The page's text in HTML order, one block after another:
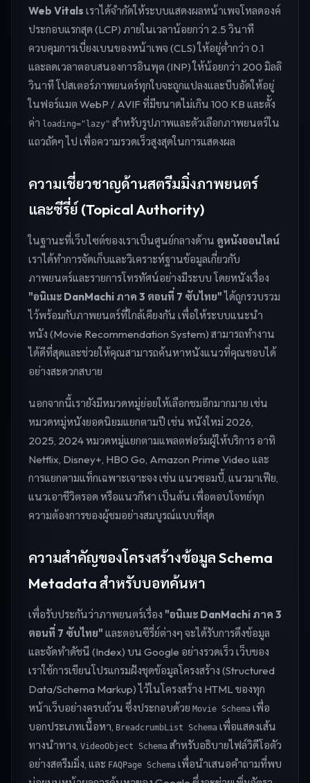
Web Vitals เราได้จำกัดให้ระบบแสดงผลหน้าเพจโหลดองค์
ประกอบแรกสุด (LCP) ภายในเวลาน้อยกว่า 2.5 วินาที
ควบคุมการเบี่ยงเบนของหน้าเพจ (CLS) ให้อยู่ต่ำกว่า 0.1
และลดเวลาตอบสนองการอินพุต (INP) ให้น้อยกว่า 200 มิลลิ
วินาที โปสเตอร์ภาพยนตร์ทุกใบจะถูกแปลงและบีบอัดให้อยู่
ในฟอร์แมต WebP / AVIF ที่มีขนาดไม่เกิน 100 KB และตั้ง
ค่า loading="lazy" สำหรับรูปภาพและตัวเลือกภาพยนตร์ใน
แถวถัดๆ ไป เพื่อความรวดเร็วสูงสุดในการแสดงผล
ความเชี่ยวชาญด้านสตรีมมิ่งภาพยนตร์
และซีรี่ย์ (Topical Authority)
ในฐานะที่เว็บไซต์ของเราเป็นศูนย์กลางด้าน ดูหนังออนไลน์
เราได้ทำการจัดเก็บและวิเคราะห์ฐานข้อมูลเกี่ยวกับ
ภาพยนตร์และรายการโทรทัศน์อย่างมีระบบ โดยหนังเรื่อง
"อนิเมะ DanMachi ภาค 3 ตอนที่ 7 ซับไทย"ได้ถูกรวบรวม
ไว้พร้อมกับภาพยนตร์ที่ใกล้เคียงกัน เพื่อให้ระบบแนะนำ
หนัง (Movie Recommendation System) สามารถทำงาน
ได้ดีที่สุดและช่วยให้คุณสามารถค้นหาหนังแนวที่คุณชอบได้
อย่างสะดวกสบาย
นอกจากนี้เรายังมีหมวดหมู่ย่อยให้เลือกชมอีกมากมาย เช่น
หมวดหมู่หนังยอดนิยมแยกตามปี เช่น หนังใหม่ 2026,
2025, 2024 หมวดหมู่แยกตามแพลตฟอร์มผู้ให้บริการ อาทิ
Netflix, Disney+, HBO Go, Amazon Prime Video และ
การแยกตามแท็กเฉพาะเจาะจง เช่น แนวซอมบี้, แนวมาเฟีย,
แนวเอาชีวิตรอด หรือแนวกีฬา เป็นต้น เพื่อตอบโจทย์ทุก
ความต้องการของผู้ชมอย่างสมบูรณ์แบบที่สุด
ความสำคัญของโครงสร้างข้อมูล Schema
Metadata สำหรับบอทค้นหา
เพื่อรับประกันว่าภาพยนตร์เรื่อง "อนิเมะ DanMachi ภาค 3
ตอนที่ 7 ซับไทย" และตอนซีรี่ย์ต่างๆ จะได้รับการดึงข้อมูล
และจัดทำดัชนี (Index) บน Google อย่างรวดเร็ว เว็บของ
เราใช้การเขียนโปรแกรมฝังชุดข้อมูลโครงสร้าง (Structured
Data/Schema Markup) ไว้ในโครงสร้าง HTML ของทุก
หน้าเว็บอย่างครบถ้วน ซึ่งประกอบด้วย Movie Schema เพื่อ
บอกประเภทเนื้อหา, BreadcrumbList Schema เพื่อแสดงเส้น
ทางนำทาง, VideoObject Schema สำหรับอธิบายไฟล์วิดีโอตัว
อย่างสตรีมมิ่ง, และ FAQPage Schema เพื่อนำเสนอคำถามที่พบ